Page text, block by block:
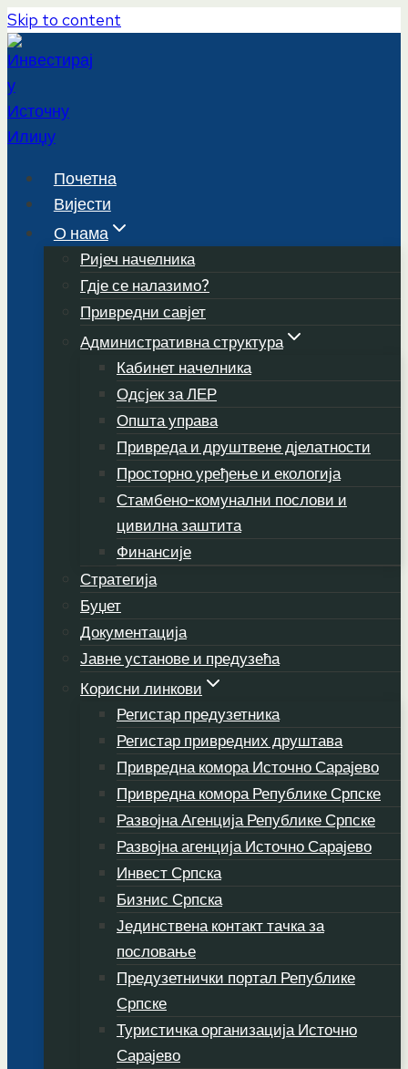
Skip to content
Почетна
Вијести
О нама
Ријеч начелника
Гдје се налазимо?
Привредни савјет
Административна структура
Кабинет начелника
Одсјек за ЛЕР
Општа управа
Привреда и друштвене дјелатности
Просторно уређење и екологија
Стамбено-комунални послови и
цивилна заштита
Финансије
Стратегија
Буџет
Документација
Јавне установе и предузећа
Корисни линкови
Регистар предузетника
Регистар привредних друштава
Привредна комора Источно Сарајево
Привредна комора Републике Српске
Развојна Агенција Републике Српске
Развојна агенција Источно Сарајево
Инвест Српска
Бизнис Српска
Јединствена контакт тачка за
пословање
Предузетнички портал Републике
Српске
Туристичка организација Источно
Сарајево